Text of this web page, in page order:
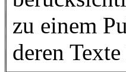
zu einem
deren